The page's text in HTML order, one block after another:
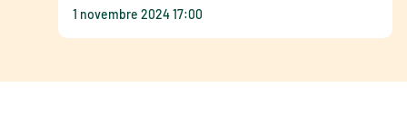
1 novembre 2024 17:00